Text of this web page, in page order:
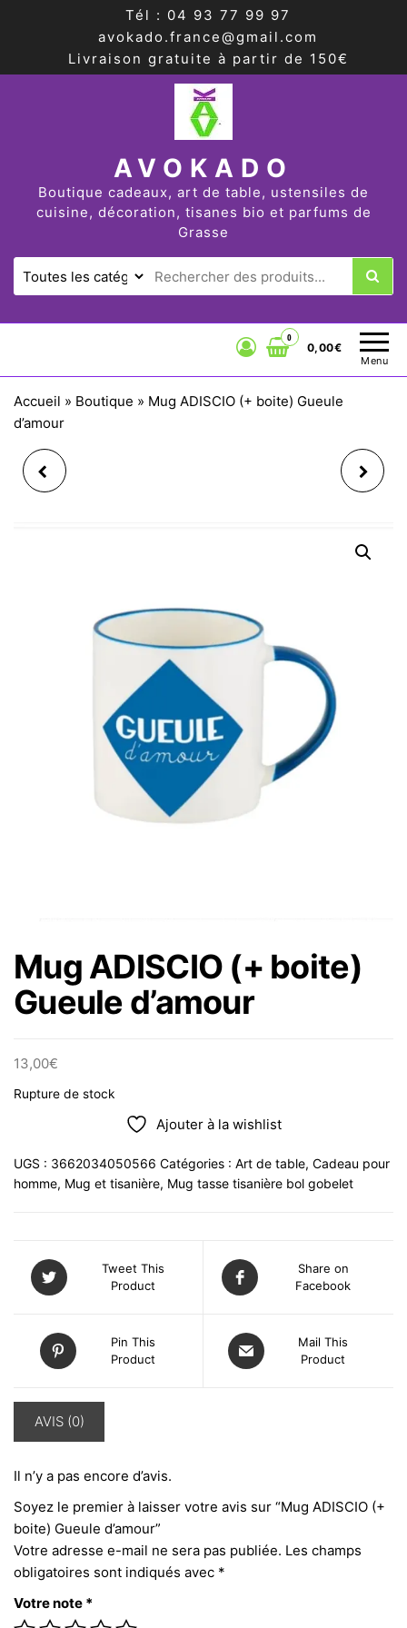
Tél : 04 93 77 99 97
avokado.france@gmail.com
Livraison gratuite à partir de 150€
AVOKADO
Boutique cadeaux, art de table, ustensiles de
cuisine, décoration, tisanes bio et parfums de
Grasse
Menu
0
0,00€
Accueil » Boutique » Mug ADISCIO (+ boite) Gueule
d’amour
Mug ADISCIO (+ boite)
Gueule d’amour
13,00€
Rupture de stock
Ajouter à la wishlist
UGS : 3662034050566 Catégories : Art de table, Cadeau pour
homme, Mug et tisanière, Mug tasse tisanière bol gobelet
Tweet This
Product
Share on
Facebook
Pin This
Product
Mail This
Product
AVIS (0)
Il n’y a pas encore d’avis.
Soyez le premier à laisser votre avis sur “Mug ADISCIO (+
boite) Gueule d’amour”
Votre adresse e-mail ne sera pas publiée. Les champs
obligatoires sont indiqués avec *
Votre note *